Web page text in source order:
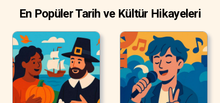
En Popüler Tarih ve Kültür Hikayeleri